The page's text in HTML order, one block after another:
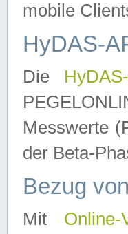
mobile
HyDAS-
Die
Messwerte
der Beta-
Bezug
Mit